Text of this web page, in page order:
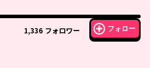
1,336 フォロワー フォロー